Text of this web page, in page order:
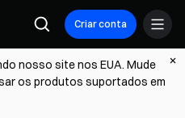
Criar conta
nosso site nos EUA. Mude
os produtos suportados em